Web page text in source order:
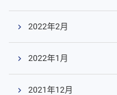
2022年2月
2022年1月
2021年12月